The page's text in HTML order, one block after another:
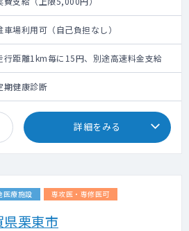
車場利用可（自己負担なし）
行距離1km毎に15円、別途高速料金支給
期健康診断
詳細をみる
医療施設 専攻医・専修医可
県栗東市